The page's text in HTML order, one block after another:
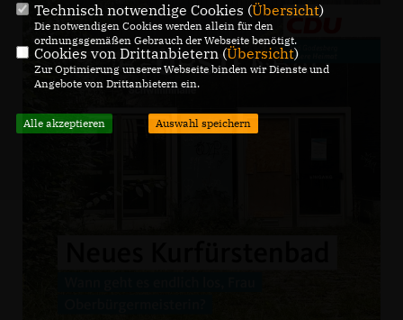
Technisch notwendige Cookies (Übersicht)
Die notwendigen Cookies werden allein für den
ordnungsgemäßen Gebrauch der Webseite benötigt.
Cookies von Drittanbietern (Übersicht)
Zur Optimierung unserer Webseite binden wir Dienste und
Angebote von Drittanbietern ein.
Alle akzeptieren Auswahl speichern